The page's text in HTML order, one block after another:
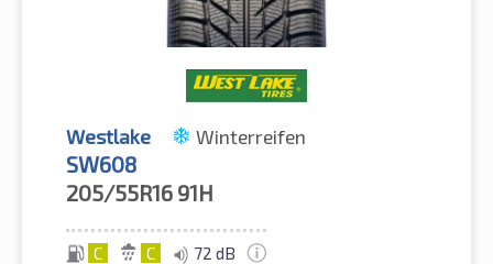
Westlake Winterreifen
SW608
205/55R16 91H
C C 72 dB